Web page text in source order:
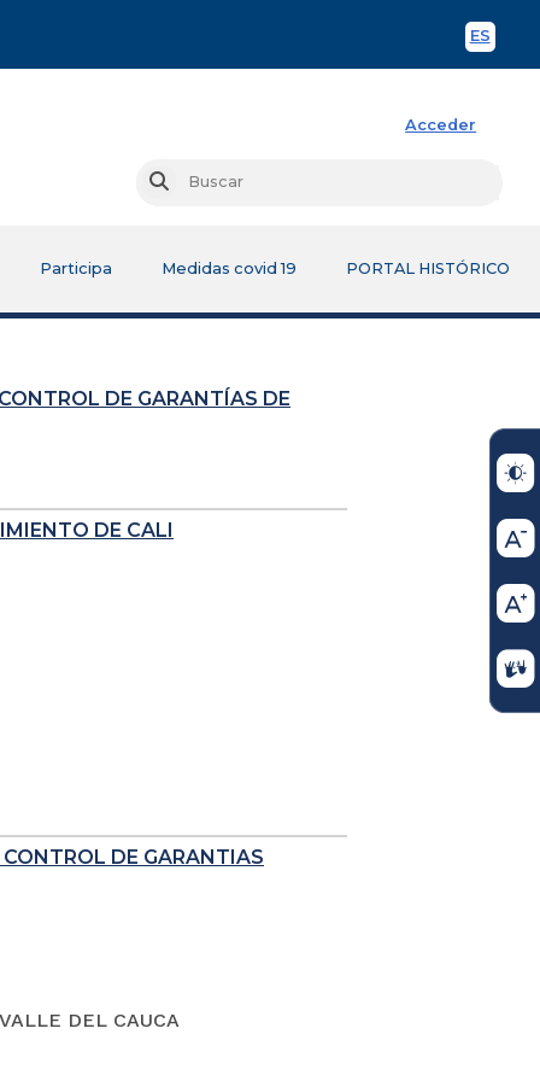
ES
Acceder
Buscar
Participa Medidas covid 19 PORTAL HISTÓRICO
DE GARANTÍAS DE
DE CALI
DE GARANTIAS
DEL CAUCA